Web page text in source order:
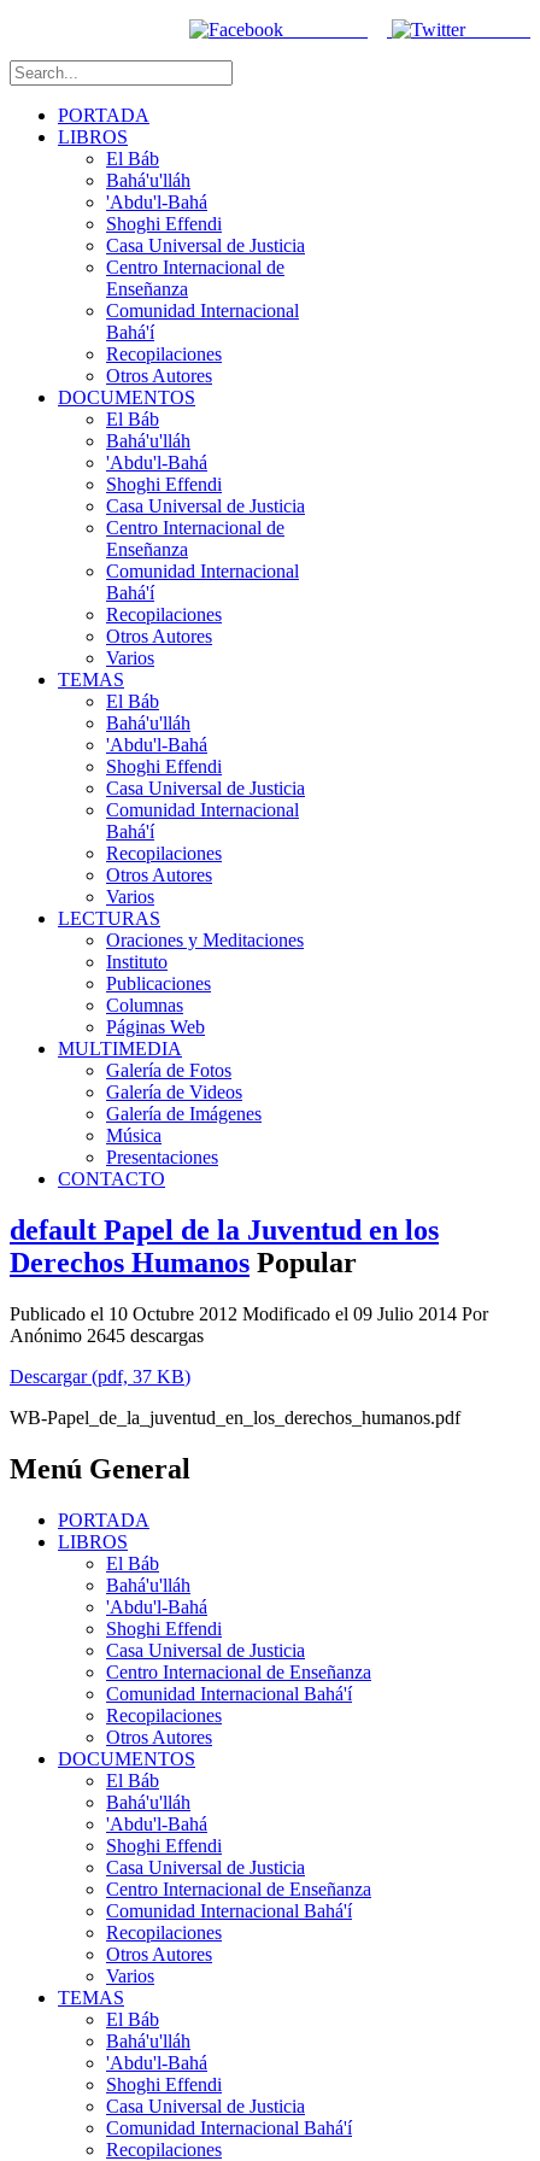
PORTADA
LIBROS
El Báb
Bahá'u'lláh
'Abdu'l-Bahá
Shoghi Effendi
Casa Universal de Justicia
Centro Internacional de
Enseñanza
Comunidad Internacional
Bahá'í
Recopilaciones
Otros Autores
DOCUMENTOS
El Báb
Bahá'u'lláh
'Abdu'l-Bahá
Shoghi Effendi
Casa Universal de Justicia
Centro Internacional de
Enseñanza
Comunidad Internacional
Bahá'í
Recopilaciones
Otros Autores
Varios
TEMAS
El Báb
Bahá'u'lláh
'Abdu'l-Bahá
Shoghi Effendi
Casa Universal de Justicia
Comunidad Internacional
Bahá'í
Recopilaciones
Otros Autores
Varios
LECTURAS
Oraciones y Meditaciones
Instituto
Publicaciones
Columnas
Páginas Web
MULTIMEDIA
Galería de Fotos
Galería de Videos
Galería de Imágenes
Música
Presentaciones
CONTACTO
default Papel de la Juventud en los
Derechos Humanos Popular
Publicado el 10 Octubre 2012 Modificado el 09 Julio 2014 Por
Anónimo 2645 descargas
Descargar(pdf, 37 KB)
WB-Papel_de_la_juventud_en_los_derechos_humanos.pdf
Menú General
PORTADA
LIBROS
El Báb
Bahá'u'lláh
'Abdu'l-Bahá
Shoghi Effendi
Casa Universal de Justicia
Centro Internacional de Enseñanza
Comunidad Internacional Bahá'í
Recopilaciones
Otros Autores
DOCUMENTOS
El Báb
Bahá'u'lláh
'Abdu'l-Bahá
Shoghi Effendi
Casa Universal de Justicia
Centro Internacional de Enseñanza
Comunidad Internacional Bahá'í
Recopilaciones
Otros Autores
Varios
TEMAS
El Báb
Bahá'u'lláh
'Abdu'l-Bahá
Shoghi Effendi
Casa Universal de Justicia
Comunidad Internacional Bahá'í
Recopilaciones